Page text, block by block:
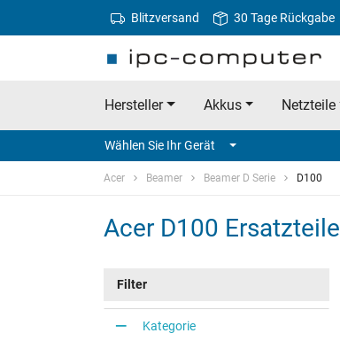
Blitzversand 30 Tage Rückgabe
Hersteller Akkus Netzteile
Wählen Sie Ihr Gerät
Acer Beamer Beamer D Serie D100
Acer D100 Ersatzteile
Filter
Kategorie